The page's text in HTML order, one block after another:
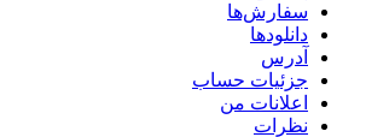
سفارش‌ها
دانلودها
آدرس
جزئیات حساب
اعلانات من
نظرات